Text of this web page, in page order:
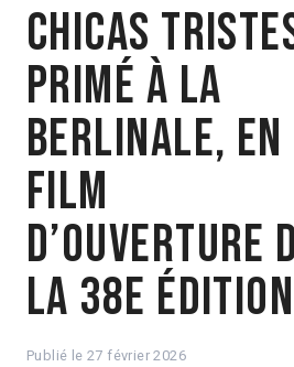
Chicas
primé à La
Berlinale, en
film
d’ouverture
la 38e édition
Publié le27 février 2026